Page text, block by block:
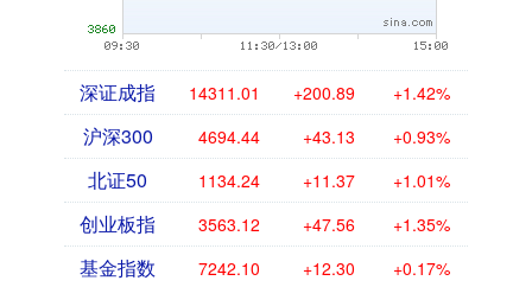
深证成指 14311.01 +200.89 +1.42%
沪深300 4694.44 +43.13 +0.93%
北证50 1134.24 +11.37 +1.01%
创业板指 3563.12 +47.56 +1.35%
基金指数 7242.10 +12.30 +0.17%